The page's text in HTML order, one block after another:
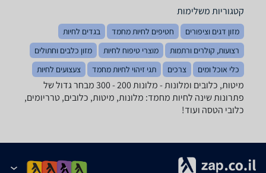
קטגוריות משלימות
מזון דגים וציפורים חטיפים לחיות מחמד
בגדים לחיות
רצועות, קולרים ורתמות
מוצרי טיפוח לחיות
מזון כלבים וחתולים
כלי אוכל ומים
צרכים תגי זיהוי לחיות מחמד צעצועים לחיות
מיטות, כלובים ומלונות - ‏מלונות ‏200 - 300 מבחר גדול של
פתרונות שינה לחיות מחמד: מלונות, מיטות, כלובים, טרריומים,
כלובי הטסה ועוד!